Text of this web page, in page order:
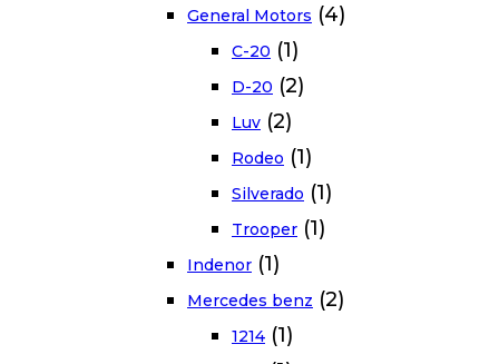
General Motors (4)
C-20 (1)
D-20 (2)
Luv (2)
Rodeo (1)
Silverado (1)
Trooper (1)
Indenor (1)
Mercedes benz (2)
1214 (1)